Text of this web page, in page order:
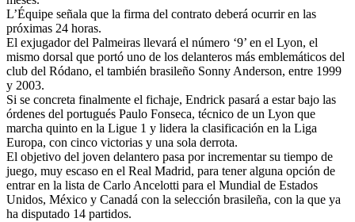
L’Équipe señala que la firma del contrato deberá ocurrir en las
próximas 24 horas.
El exjugador del Palmeiras llevará el número ‘9’ en el Lyon, el
mismo dorsal que portó uno de los delanteros más emblemáticos del
club del Ródano, el también brasileño Sonny Anderson, entre 1999
y 2003.
Si se concreta finalmente el fichaje, Endrick pasará a estar bajo las
órdenes del portugués Paulo Fonseca, técnico de un Lyon que
marcha quinto en la Ligue 1 y lidera la clasificación en la Liga
Europa, con cinco victorias y una sola derrota.
El objetivo del joven delantero pasa por incrementar su tiempo de
juego, muy escaso en el Real Madrid, para tener alguna opción de
entrar en la lista de Carlo Ancelotti para el Mundial de Estados
Unidos, México y Canadá con la selección brasileña, con la que ya
ha disputado 14 partidos.